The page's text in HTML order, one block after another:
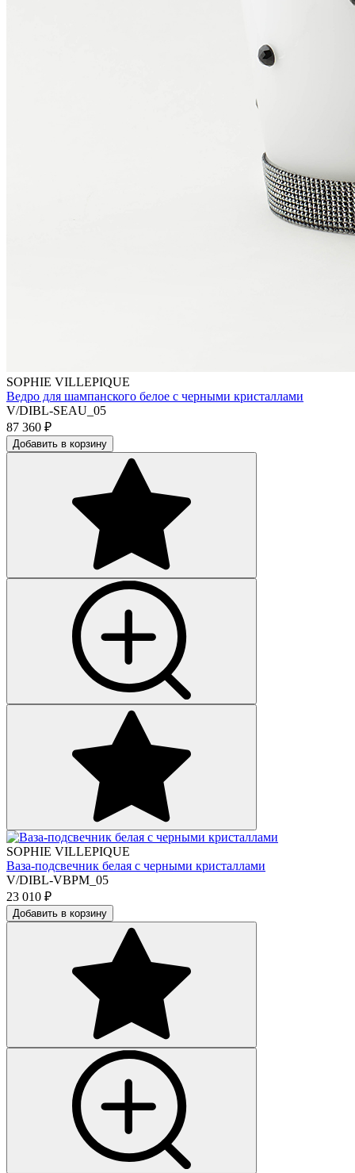
SOPHIE VILLEPIQUE
Ведро для шампанского белое с черными кристаллами
V/DIBL-SEAU_05
87 360 ₽
Добавить в корзину
SOPHIE VILLEPIQUE
Ваза-подсвечник белая с черными кристаллами
V/DIBL-VBPM_05
23 010 ₽
Добавить в корзину